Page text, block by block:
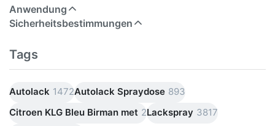
Anwendung
Sicherheitsbestimmungen
Tags
Autolack 1472Autolack Spraydose 893
Citroen KLG Bleu Birman met 2Lackspray 3817